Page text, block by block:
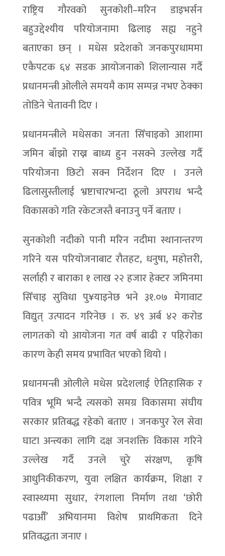
राष्ट्रिय गौरवको सुनकोशी–मरिन डाइभर्सन
बहुउद्देश्यीय परियोजनामा ढिलाइ सह्य नहुने
बताएका छन् । मधेस प्रदेशको जनकपुरधाममा
एकैपटक ६४ सडक आयोजनाको शिलान्यास गर्दै
प्रधानमन्त्री ओलीले समयमै काम सम्पन्न नभए ठेक्का
तोडिने चेतावनी दिए ।
प्रधानमन्त्रीले मधेसका जनता सिँचाइको आशामा
जमिन बाँझो राख्न बाध्य हुन नसक्ने उल्लेख गर्दै
परियोजना छिटो सक्न निर्देशन दिए । उनले
ढिलासुस्तीलाई भ्रष्टाचारभन्दा ठूलो अपराध भन्दै
विकासको गति रकेटजस्तै बनाउनु पर्ने बताए ।
सुनकोशी नदीको पानी मरिन नदीमा स्थानान्तरण
गरिने यस परियोजनाबाट रौतहट, धनुषा, महोत्तरी,
सर्लाही र बाराका १ लाख २२ हजार हेक्टर जमिनमा
सिँचाइ सुविधा पु¥याइनेछ भने ३१.०७ मेगावाट
विद्युत् उत्पादन गरिनेछ । रु. ४९ अर्ब ४२ करोड
लागतको यो आयोजना गत वर्ष बाढी र पहिरोका
कारण केही समय प्रभावित भएको थियो ।
प्रधानमन्त्री ओलीले मधेस प्रदेशलाई ऐतिहासिक र
पवित्र भूमि भन्दै त्यसको समग्र विकासमा संघीय
सरकार प्रतिबद्ध रहेको बताए । जनकपुर रेल सेवा
घाटा अन्त्यका लागि दक्ष जनशक्ति विकास गरिने
उल्लेख गर्दै उनले चुरे संरक्षण, कृषि
आधुनिकीकरण, युवा लक्षित कार्यक्रम, शिक्षा र
स्वास्थ्यमा सुधार, रंगशाला निर्माण तथा ‘छोरी
पढाऔँ’ अभियानमा विशेष प्राथमिकता दिने
प्रतिवद्धता जनाए ।